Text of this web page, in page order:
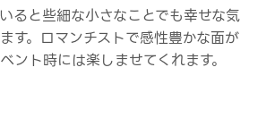
ると些細な小さなことでも幸せな気
す。ロマンチストで感性豊かな面が
ント時には楽しませてくれます。